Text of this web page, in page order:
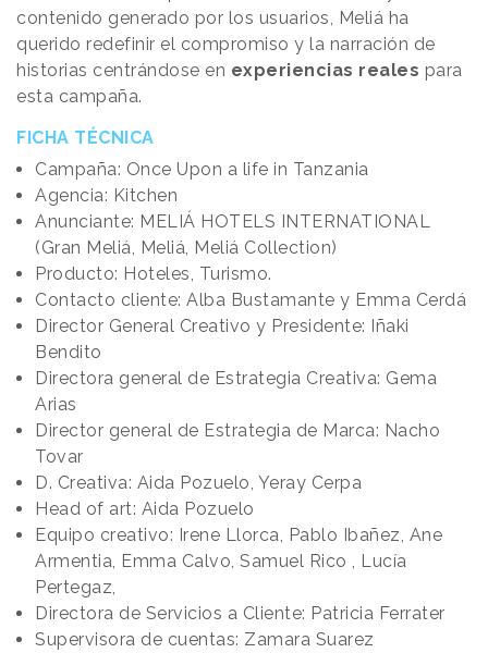
contenido generado por los usuarios, Meliá ha
querido redefinir el compromiso y la narración de
historias centrándose en experiencias reales para
esta campaña.
FICHA TÉCNICA
Campaña: Once Upon a life in Tanzania
Agencia: Kitchen
Anunciante: MELIÁ HOTELS INTERNATIONAL
(Gran Meliá, Meliá, Meliá Collection)
Producto: Hoteles, Turismo.
Contacto cliente: Alba Bustamante y Emma Cerdá
Director General Creativo y Presidente: Iñaki
Bendito
Directora general de Estrategia Creativa: Gema
Arias
Director general de Estrategia de Marca: Nacho
Tovar
D. Creativa: Aida Pozuelo, Yeray Cerpa
Head of art: Aida Pozuelo
Equipo creativo: Irene Llorca, Pablo Ibañez, Ane
Armentia, Emma Calvo, Samuel Rico , Lucía
Pertegaz,
Directora de Servicios a Cliente: Patricia Ferrater
Supervisora de cuentas: Zamara Suarez